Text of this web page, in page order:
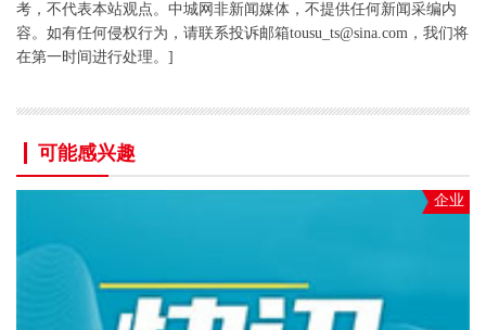
考，不代表本站观点。中城网非新闻媒体，不提供任何新闻采编内
容。如有任何侵权行为，请联系投诉邮箱tousu_ts@sina.com，我们将
在第一时间进行处理。]
可能感兴趣
企业